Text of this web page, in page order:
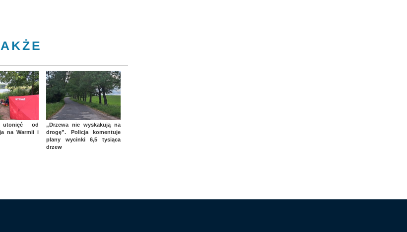
utonięć od
na Warmii i
„Drzewa nie wyskakują na
drogę”. Policja komentuje
plany wycinki 6,5 tysiąca
drzew